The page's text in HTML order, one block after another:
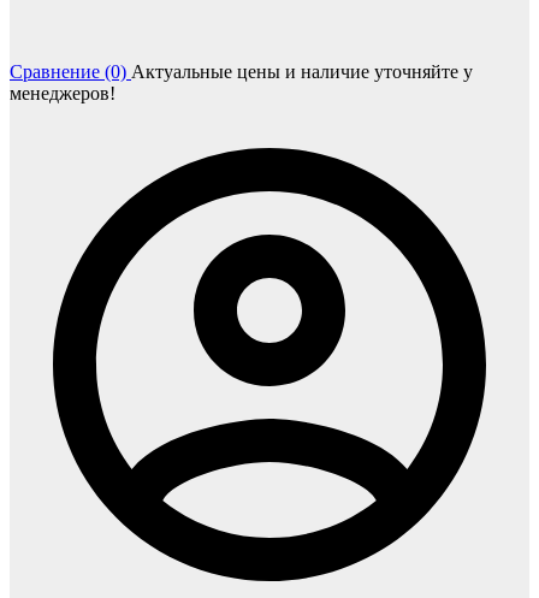
Сравнение (0) Актуальные цены и наличие уточняйте у
менеджеров!